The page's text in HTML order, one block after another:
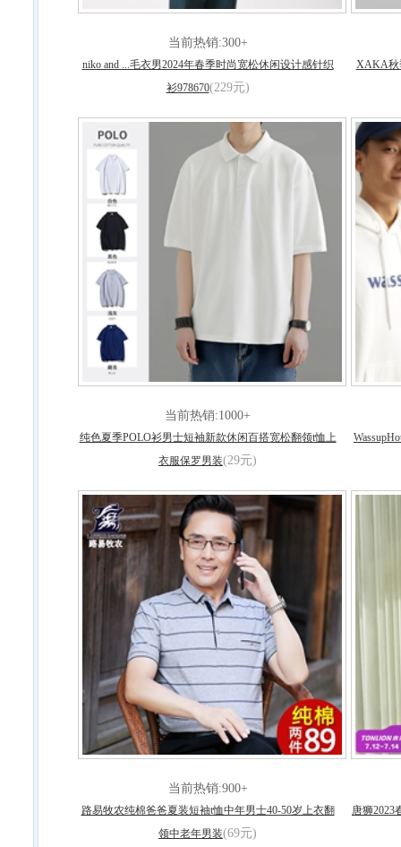
当前热销:300+
niko and ...毛衣男2024年春季时尚宽松休闲设计感针织
衫978670(229元)
XAKA秋
当前热销:1000+
纯色夏季POLO衫男士短袖新款休闲百搭宽松翻领t恤上
衣服保罗男装(29元)
当前热销:900+
路易牧农纯棉爸爸夏装短袖t恤中年男士40-50岁上衣翻
领中老年男装(69元)
唐狮2023